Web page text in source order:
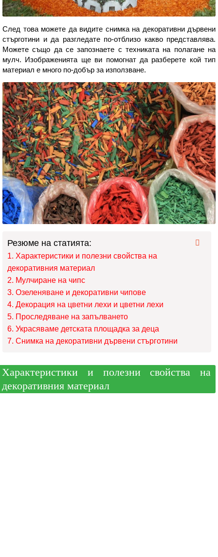
След това можете да видите снимка на декоративни дървени
стърготини и да разгледате по-отблизо какво представлява.
Можете също да се запознаете с техниката на полагане на
мулч. Изображенията ще ви помогнат да разберете кой тип
материал е много по-добър за използване.
Резюме на статията:
Характеристики и полезни свойства на
декоративния материал
Мулчиране на чипс
Озеленяване и декоративни чипове
Декорация на цветни лехи и цветни лехи
Проследяване на запълването
Украсяваме детската площадка за деца
Снимка на декоративни дървени стърготини
Характеристики и полезни свойства на
декоративния материал